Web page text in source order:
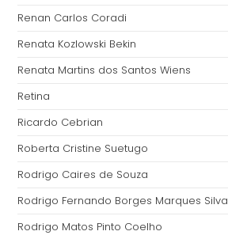
Renan Carlos Coradi
Renata Kozlowski Bekin
Renata Martins dos Santos Wiens
Retina
Ricardo Cebrian
Roberta Cristine Suetugo
Rodrigo Caires de Souza
Rodrigo Fernando Borges Marques Silva
Rodrigo Matos Pinto Coelho